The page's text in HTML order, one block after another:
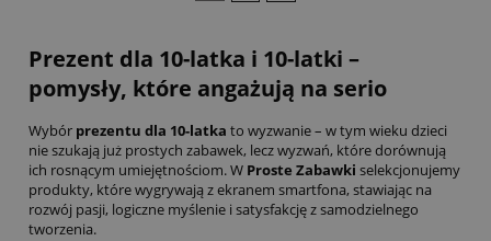
Prezent dla 10-latka i 10-latki –
pomysły, które angażują na serio
Wybór prezentu dla 10-latka to wyzwanie – w tym wieku dzieci
nie szukają już prostych zabawek, lecz wyzwań, które dorównują
ich rosnącym umiejętnościom. W Proste Zabawki selekcjonujemy
produkty, które wygrywają z ekranem smartfona, stawiając na
rozwój pasji, logiczne myślenie i satysfakcję z samodzielnego
tworzenia.